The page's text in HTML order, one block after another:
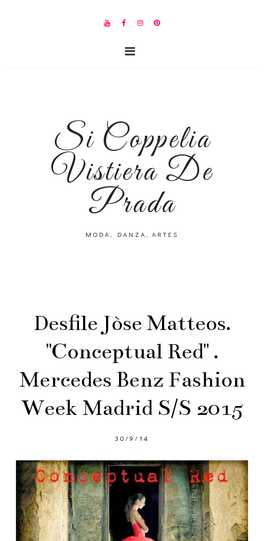
Si Coppelia
Vistiera De
Prada
MODA, DANZA, ARTES
Desfile Jòse Matteos.
"Conceptual Red" .
Mercedes Benz Fashion
Week Madrid S/S 2015
30/9/14